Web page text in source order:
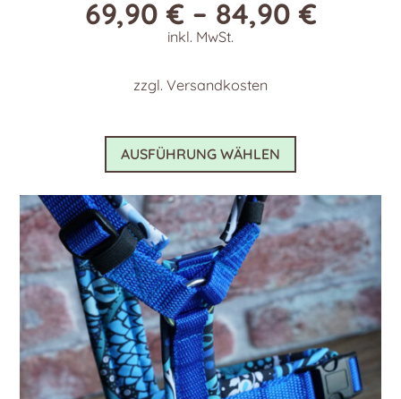
69,90€ – 84,90€
inkl. MwSt.
zzgl. Versandkosten
AUSFÜHRUNG WÄHLEN
Dieses
weist
mehrere
Varianten
auf.
Die
Optionen
können
auf
der
Produktseite